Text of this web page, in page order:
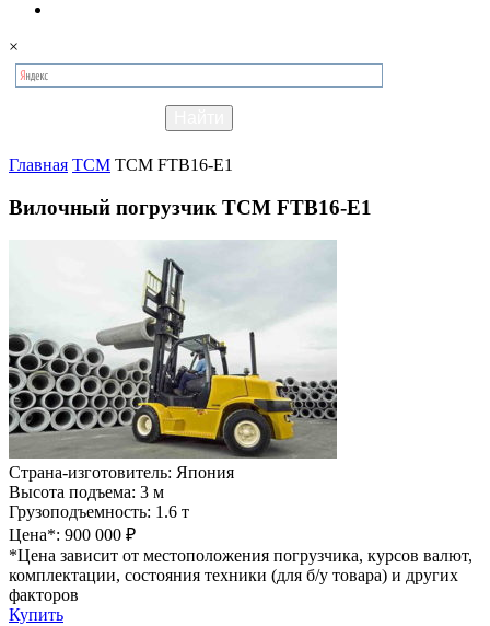
×
Главная TCM TCM FTB16-E1
Вилочный погрузчик TCM FTB16-E1
Страна-изготовитель: Япония
Высота подъема: 3 м
Грузоподъемность: 1.6 т
Цена*: 900 000 ₽
*Цена зависит от местоположения погрузчика, курсов валют,
комплектации, состояния техники (для б/у товара) и других
факторов
Купить